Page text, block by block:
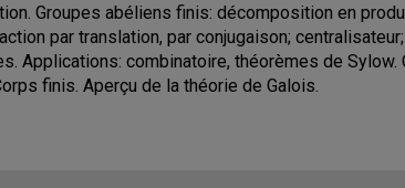
Groupes abéliens finis: décomposition en
par translation, par conjugaison;
Applications: combinatoire, théorèmes de Sylow.
finis. Aperçu de la théorie de Galois.